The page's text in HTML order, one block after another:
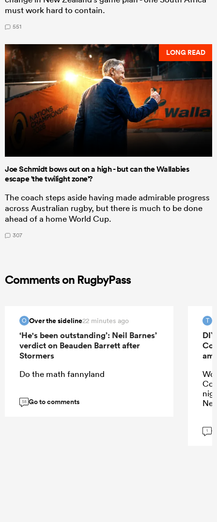
must work hard to contain.
551
LONG READ
Joe Schmidt bows out on a high - but can the Wallabies
escape 'the twilight zone'?
The coach steps aside having made admirable progress
across Australian rugby, but there is much to be done
ahead of a home World Cup.
307
Comments on RugbyPass
O Over the sideline22 minutes ago
‘He's been outstanding’: Neil Barnes’
verdict on Beauden Barrett after
Stormers
Do the math fannyland
58 Go to comments
T
1